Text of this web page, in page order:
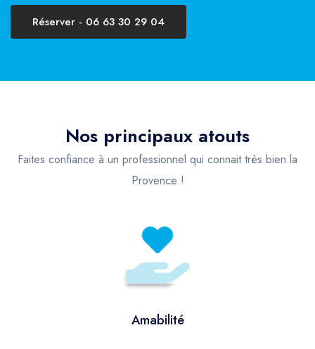
Réserver - 06 63 30 29 04
Nos principaux atouts
Faites confiance à un professionnel qui connait très bien la
Provence !
Amabilité